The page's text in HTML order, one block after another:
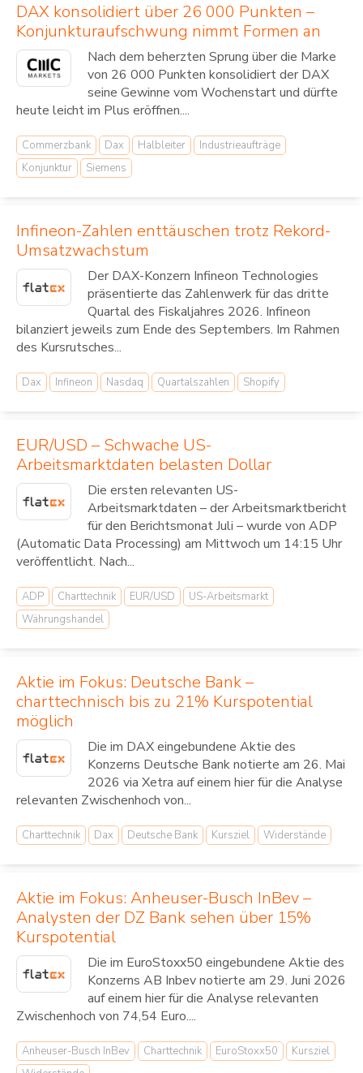
DAX konsolidiert über 26 000 Punkten –
Konjunkturaufschwung nimmt Formen an
Nach dem beherzten Sprung über die Marke
von 26 000 Punkten konsolidiert der DAX
seine Gewinne vom Wochenstart und dürfte
heute leicht im Plus eröffnen....
Commerzbank Dax Halbleiter
Industrieaufträge
Konjunktur
Siemens
Infineon-Zahlen enttäuschen trotz Rekord-
Umsatzwachstum
Der DAX-Konzern Infineon Technologies
präsentierte das Zahlenwerk für das dritte
Quartal des Fiskaljahres 2026. Infineon
bilanziert jeweils zum Ende des Septembers. Im Rahmen
des Kursrutsches...
Dax Infineon Nasdaq Quartalszahlen Shopify
EUR/USD – Schwache US-
Arbeitsmarktdaten belasten Dollar
Die ersten relevanten US-
Arbeitsmarktdaten – der Arbeitsmarktbericht
für den Berichtsmonat Juli – wurde von ADP
(Automatic Data Processing) am Mittwoch um 14:15 Uhr
veröffentlicht. Nach...
ADP Charttechnik EUR/USD
US-Arbeitsmarkt
Währungshandel
Aktie im Fokus: Deutsche Bank –
charttechnisch bis zu 21% Kurspotential
möglich
Die im DAX eingebundene Aktie des
Konzerns Deutsche Bank notierte am 26. Mai
2026 via Xetra auf einem hier für die Analyse
relevanten Zwischenhoch von...
Charttechnik Dax Deutsche Bank Kursziel Widerstände
Aktie im Fokus: Anheuser-Busch InBev –
Analysten der DZ Bank sehen über 15%
Kurspotential
Die im EuroStoxx50 eingebundene Aktie des
Konzerns AB Inbev notierte am 29. Juni 2026
auf einem hier für die Analyse relevanten
Zwischenhoch von 74,54 Euro....
Anheuser-Busch InBev Charttechnik EuroStoxx50
Kursziel